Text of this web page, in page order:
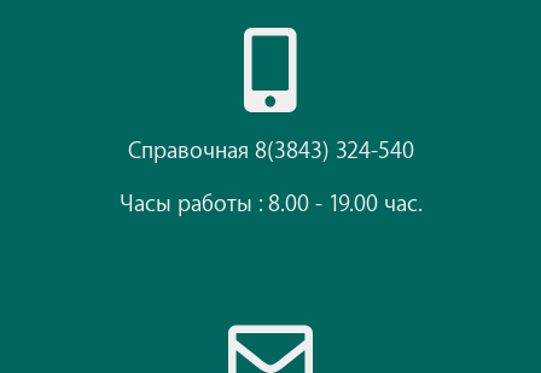
Справочная 8(3843) 324-540
Часы работы : 8.00 - 19.00 час.